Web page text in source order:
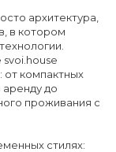
архитектура,
в котором
компактных
аренду до
проживания с
стилях: